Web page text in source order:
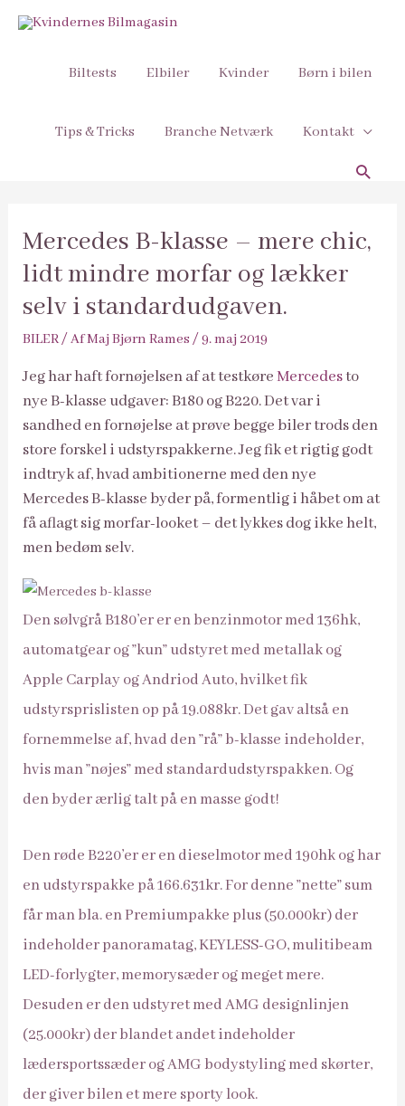
Biltests Elbiler Kvinder Børn i bilen
Tips & Tricks Branche Netværk Kontakt
Søg
Mercedes B-klasse – mere chic,
lidt mindre morfar og lækker
selv i standardudgaven.
BILER/ AfMaj Bjørn Rames /9. maj 2019
Jeg har haft fornøjelsen af at testkøreMercedesto
nye B-klasse udgaver: B180 og B220. Det var i
sandhed en fornøjelse at prøve begge biler trods den
store forskel i udstyrspakkerne. Jeg fik et rigtig godt
indtryk af, hvad ambitionerne med den nye
Mercedes B-klasse byder på, formentlig i håbet om at
få aflagt sig morfar-looket – det lykkes dog ikke helt,
men bedøm selv.
Den sølvgrå B180’er er en benzinmotor med 136hk,
automatgear og ”kun” udstyret med metallak og
Apple Carplay og Andriod Auto, hvilket fik
udstyrsprislisten op på 19.088kr. Det gav altså en
fornemmelse af, hvad den ”rå” b-klasse indeholder,
hvis man ”nøjes” med standardudstyrspakken. Og
den byder ærlig talt på en masse godt!
Den røde B220’er er en dieselmotor med 190hk og har
en udstyrspakke på 166.631kr. For denne ”nette” sum
får man bla. en Premiumpakke plus (50.000kr) der
indeholder panoramatag, KEYLESS-GO, mulitibeam
LED-forlygter, memorysæder og meget mere.
Desuden er den udstyret med AMG designlinjen
(25.000kr) der blandet andet indeholder
lædersportssæder og AMG bodystyling med skørter,
der giver bilen et mere sporty look.